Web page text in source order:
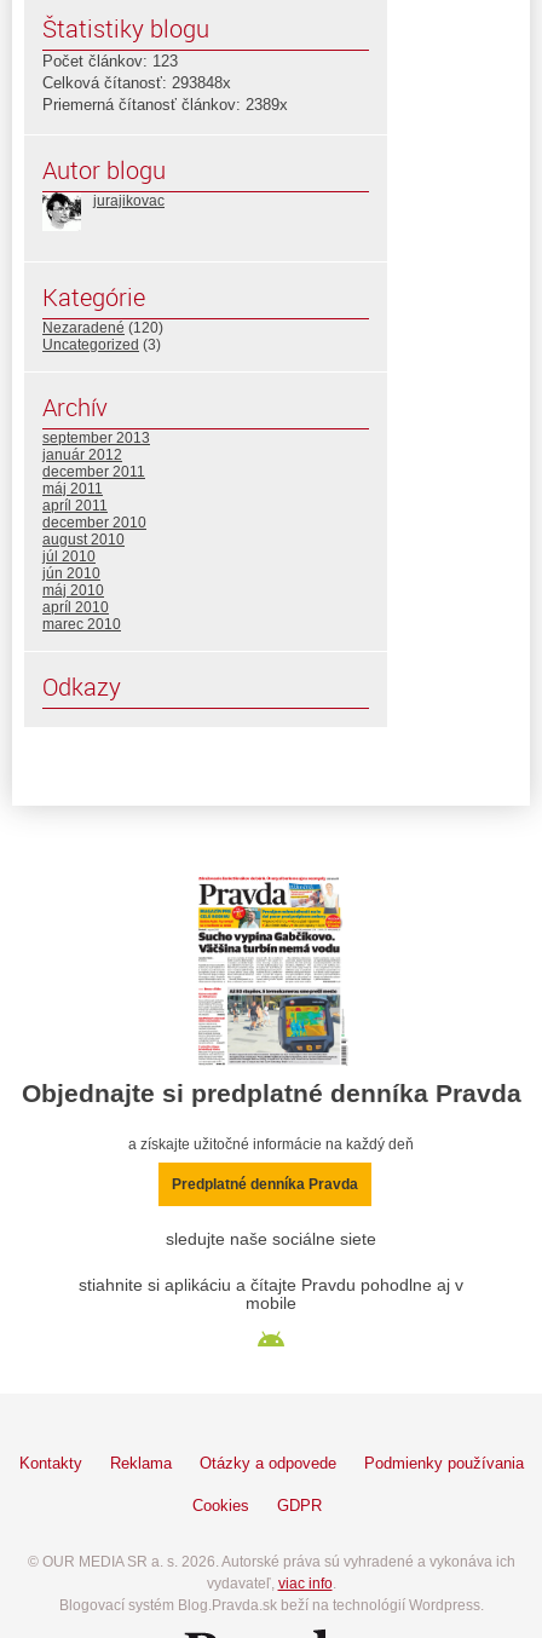
Štatistiky blogu
Počet článkov: 123
Celková čítanosť: 293848x
Priemerná čítanosť článkov: 2389x
Autor blogu
jurajikovac
Kategórie
Nezaradené (120)
Uncategorized (3)
Archív
september 2013
január 2012
december 2011
máj 2011
apríl 2011
december 2010
august 2010
júl 2010
jún 2010
máj 2010
apríl 2010
marec 2010
Odkazy
Objednajte si predplatné denníka Pravda
a získajte užitočné informácie na každý deň
Predplatné denníka Pravda
sledujte naše sociálne siete
stiahnite si aplikáciu a čítajte Pravdu pohodlne aj v
mobile
Kontakty Reklama Otázky a odpovede Podmienky používania
Cookies GDPR
© OUR MEDIA SR a. s. 2026. Autorské práva sú vyhradené a vykonáva ich
vydavateľ, viac info.
Blogovací systém Blog.Pravda.sk beží na technológií Wordpress.